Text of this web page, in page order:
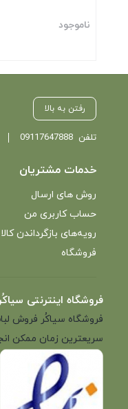
ناموجود
رفتن به بالا
تلفن09117647888
خدمات مشتریان
روش های ارسال
حساب کاربری من
رویه‌های بازگرداندن کالا
فروشگاه
فروشگاه اینترنتی
سریعترین زمان ممکن